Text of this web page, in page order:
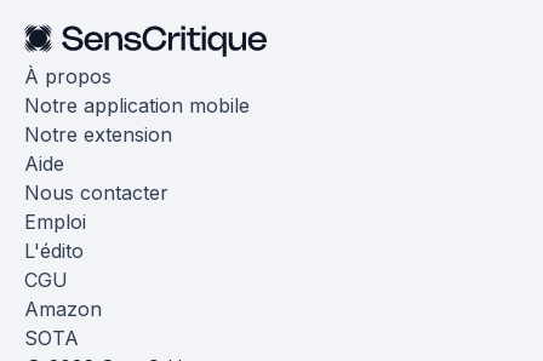
À propos
Notre application mobile
Notre extension
Aide
Nous contacter
Emploi
L'édito
CGU
Amazon
SOTA